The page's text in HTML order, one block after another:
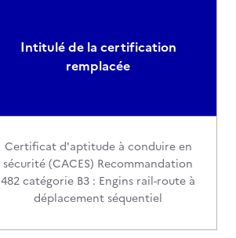
Intitulé de la certification
remplacée
Certificat d'aptitude à conduire en
sécurité (CACES) Recommandation
482 catégorie B3 : Engins rail-route à
déplacement séquentiel